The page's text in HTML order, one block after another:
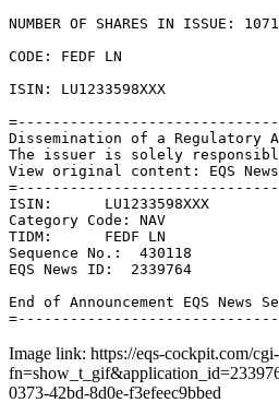
NUMBER OF SHARES IN ISSUE:
CODE: FEDF LN
ISIN: LU1233598XXX
Dissemination of a Regulatory
The issuer is solely
View original content: EQS News
ISIN:      LU1233598XXX
Category Code: NAV
TIDM:      FEDF LN
Sequence No.:  430118
EQS News ID:  2339764
End of Announcement EQS News
Image link: https://eqs-cockpit.com/
0373-42bd-8d0e-f3efeec9bbed